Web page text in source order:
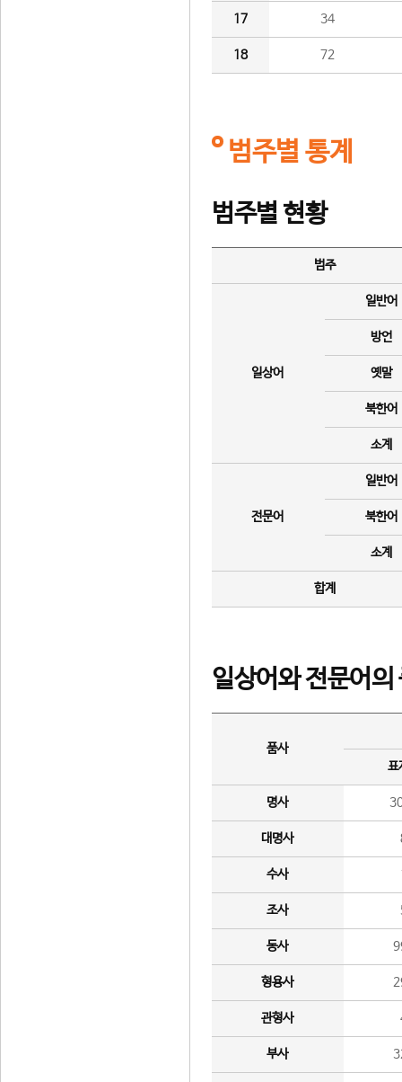
17 34
18 72
범주별 통계
범주별 현황
범주
일상어
일반어
방언
옛말
북한어
소계
전문어
일반어
북한어
소계
합계
일상어와 전문어의
품사
표
명사
대명사
수사
조사
동사
형용사
관형사
부사